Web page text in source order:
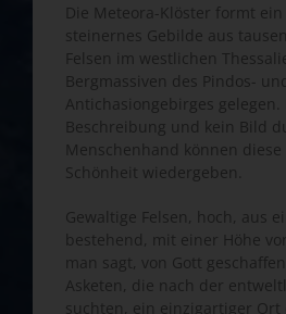
Die Meteora-Klöster formt
steinernes Gebilde aus
Felsen im westlichen
Bergmassiven des Pindos-
Antichasiongebirges gelegen.
Beschreibung und kein Bild
Menschenhand können
Schönheit wiedergeben.
Gewaltige Felsen, hoch, aus
bestehend, mit einer Höhe
man sagt, von Gott
Asketen, die nach der
suchten, ein einzigartiger Ort